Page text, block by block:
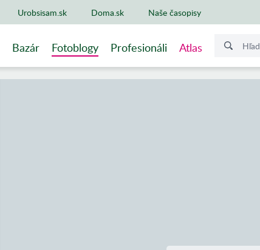
Urobsisam.sk Doma.sk Naše časopisy
Bazár Fotoblogy Profesionáli Atlas